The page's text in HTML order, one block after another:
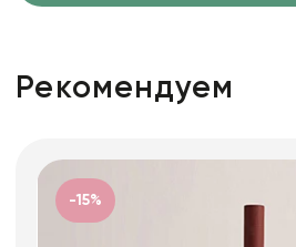
Рекомендуем
-15%